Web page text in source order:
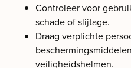
Controleer voor
schade of slijtage.
Draag verplichte
veiligheidshelmen.